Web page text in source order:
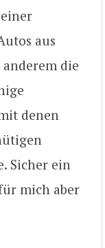
aus
die
denen
Sicher ein
mich aber